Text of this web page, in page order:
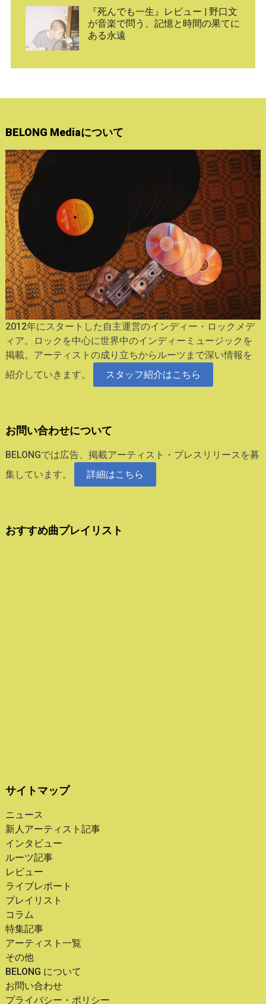
『死んでも一生』レビュー | 野口文
が音楽で問う、記憶と時間の果てに
ある永遠
BELONG Mediaについて
2012年にスタートした自主運営のインディー・ロックメデ
ィア。ロックを中心に世界中のインディーミュージックを
掲載。アーティストの成り立ちからルーツまで深い情報を
紹介していきます。
スタッフ紹介はこちら
お問い合わせについて
BELONGでは広告、掲載アーティスト・プレスリリースを募
集しています。
詳細はこちら
おすすめ曲プレイリスト
サイトマップ
ニュース
新人アーティスト記事
インタビュー
ルーツ記事
レビュー
ライブレポート
プレイリスト
コラム
特集記事
アーティスト一覧
その他
BELONG について
お問い合わせ
プライバシー・ポリシー